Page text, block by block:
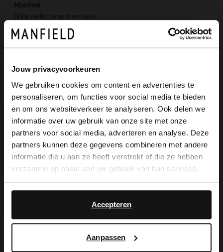
Jouw privacyvoorkeuren
We gebruiken cookies om content en advertenties te
personaliseren, om functies voor social media te bieden
en om ons websiteverkeer te analyseren. Ook delen we
informatie over uw gebruik van onze site met onze
partners voor social media, adverteren en analyse. Deze
partners kunnen deze gegevens combineren met andere
informatie die u aan ze heeft verstrekt of die ze hebben
verzameld op basis van uw gebruik van hun services.
Accepteren
Aanpassen
Manfield
Grijze wollen home shoes socks
19.99
De My Manfield
voordelen wachten
op je.
AANMELDEN MY MANFIELD
Meer over My Manfield
×
View this website in English?
It looks like your language isn't Dutch. Would
you like to switch to English?
English